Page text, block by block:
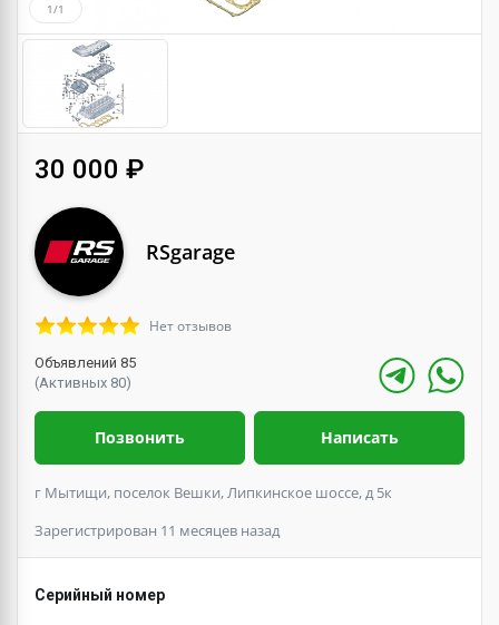
1/1
30 000 ₽
RSgarage
Нет отзывов
Объявлений 85
(Активных 80)
Позвонить Написать
г Мытищи, поселок Вешки, Липкинское шоссе, д 5к
Зарегистрирован 11 месяцев назад
Серийный номер